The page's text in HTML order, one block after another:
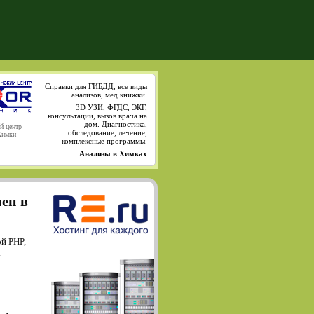
центр
Справки для ГИБДД, все виды
анализов, мед книжки.
3D УЗИ, ФГДС, ЭКГ,
консультации, вызов врача на
дом. Диагностика,
обследование, лечение,
комплексные программы.
Анализы в Химках
в
PHP,